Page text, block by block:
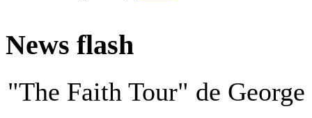
News flash
"The Faith Tour" de